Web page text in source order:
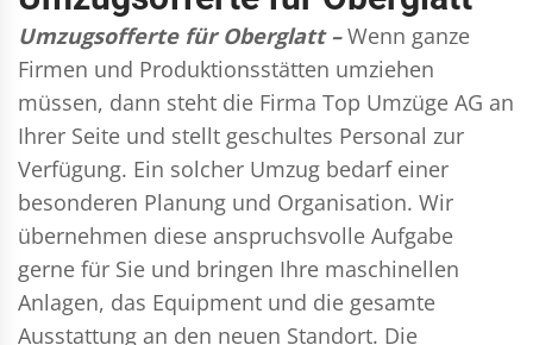
Umzugsofferte für Oberglatt – Wenn ganze
Firmen und Produktionsstätten umziehen
müssen, dann steht die Firma Top Umzüge AG an
Ihrer Seite und stellt geschultes Personal zur
Verfügung. Ein solcher Umzug bedarf einer
besonderen Planung und Organisation. Wir
übernehmen diese anspruchsvolle Aufgabe
gerne für Sie und bringen Ihre maschinellen
Anlagen, das Equipment und die gesamte
Ausstattung an den neuen Standort. Die